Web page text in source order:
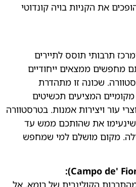
את הקניות בויה קונדוטי
תרבותי תוסס לתיירים
מחפשים ממצאים ייחודיים
שכונה זו מתהדרת
מקומיים המציעים תכשיטים
עור ויצירות אמנות. בטרסטוורה
שינעימו את שהותכם ממש עד
מקום מושלם למי שמחפש